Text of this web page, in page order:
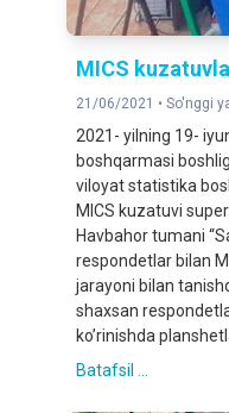
MICS
21/06/2021 • So'nggi
2021- yilning 19-
boshqarmasi
viloyat statistika
MICS kuzatuvi
Havbahor tumani
respondetlar bilan
jarayoni bilan
shaxsan
koʼrinishda
Batafsil ...